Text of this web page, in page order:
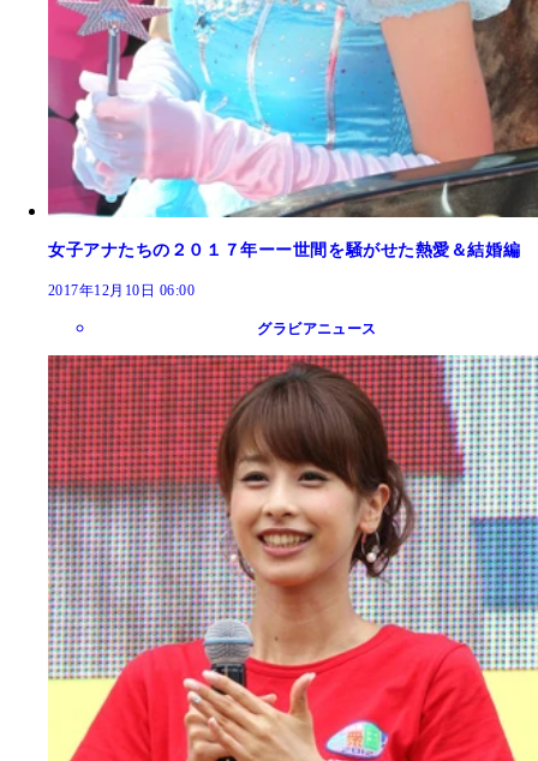
女子アナたちの２０１７年ーー世間を騒がせた熱愛＆結婚編
2017年12月10日 06:00
グラビアニュース